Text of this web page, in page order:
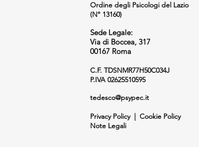
Ordine degli Psicologi del Lazio
(N° 13160)
Sede Legale:
Via di Boccea, 317
00167 Roma
C.F. TDSNMR77H50C034J
P.IVA 02625510595
tedesco@psypec.it
Privacy Policy| Cookie Policy
Note Legali